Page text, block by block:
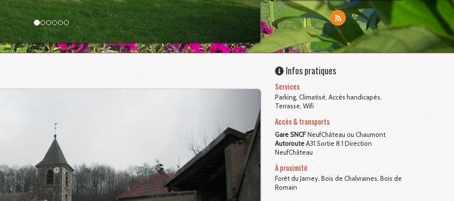
Infos pratiques
Services
Parking, Climatisé, Accès handicapés,
Terrasse, Wifi
Accès & transports
Gare SNCFNeufChâteau ou Chaumont
AutorouteA31 Sortie 8.1 Direction
NeufChâteau
À proximité
Forêt du Jarney, Bois de Chalvraines, Bois de
Romain